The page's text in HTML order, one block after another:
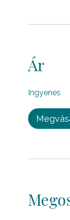
Ár
Ingyenes